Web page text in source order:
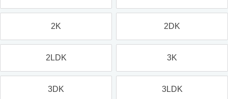
2K 2DK
2LDK 3K
3DK 3LDK